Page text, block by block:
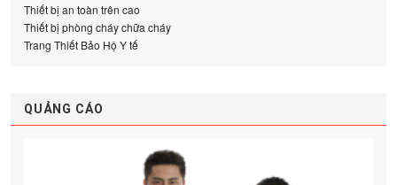
Thiết bị an toàn trên cao
Thiết bị phòng cháy chữa cháy
Trang Thiết Bảo Hộ Y tế
QUẢNG CÁO